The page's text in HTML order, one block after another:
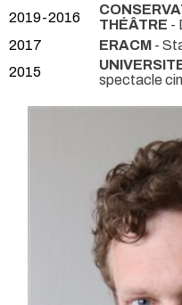
2019-2016
THÉÂTRE -
2017
ERACM -
2015
spectacle